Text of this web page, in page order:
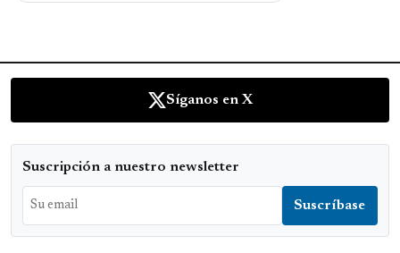
Síganos en X
Suscripción a nuestro newsletter